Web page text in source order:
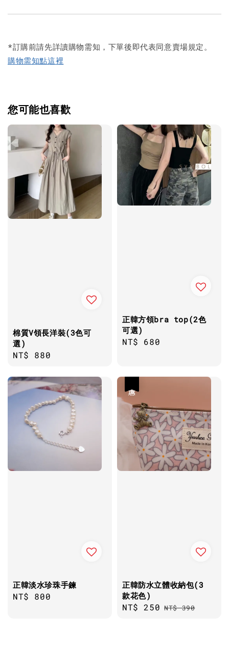
*訂購前請先詳讀購物需知，下單後即代表同意賣場規定。
購物需知點這裡
您可能也喜歡
棉質V領長洋裝(3色可
選)
Regular
NT$ 880
正韓方領bra top(2色
可選)
Regular
NT$ 680
正韓淡水珍珠手鍊
Regular
NT$ 800
正韓防水立體收納包(3
款花色)
Sale
NT$ 250 Regular
NT$ 390